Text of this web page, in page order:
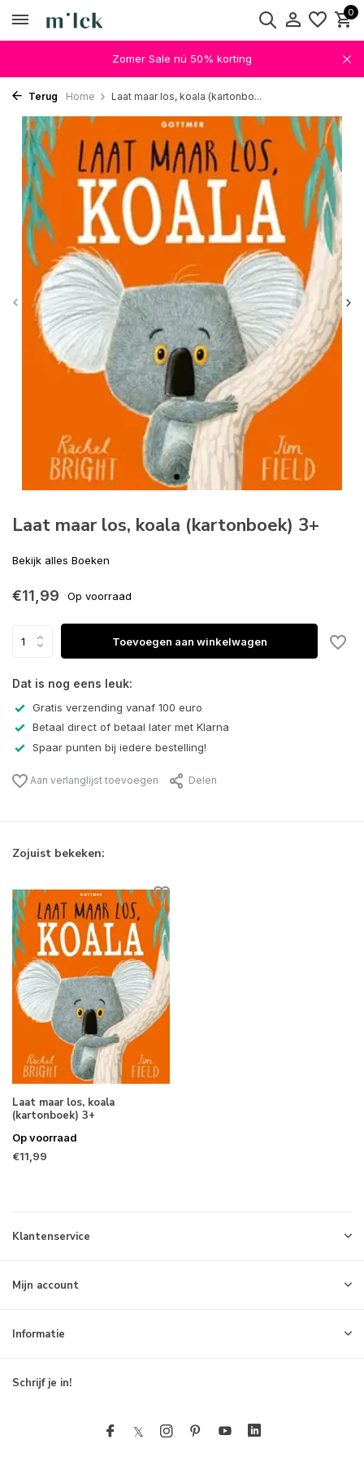
0
Zomer Sale nú 50% korting
Terug Home Laat maar los, koala (kartonbo...
Laat maar los, koala (kartonboek) 3+
Bekijk alles Boeken
€11,99 Op voorraad
Toevoegen aan winkelwagen
Dat is nog eens leuk:
Gratis verzending vanaf 100 euro
Betaal direct of betaal later met Klarna
Spaar punten bij iedere bestelling!
Aan verlanglijst toevoegen Delen
Zojuist bekeken:
Laat maar los, koala
(kartonboek) 3+
Op voorraad
€11,99
Klantenservice
Mijn account
Informatie
Schrijf je in!